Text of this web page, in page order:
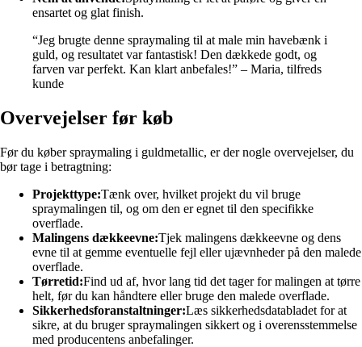
ensartet og glat finish.
“Jeg brugte denne spraymaling til at male min havebænk i
guld, og resultatet var fantastisk! Den dækkede godt, og
farven var perfekt. Kan klart anbefales!” – Maria, tilfreds
kunde
Overvejelser før køb
Før du køber spraymaling i guldmetallic, er der nogle overvejelser, du
bør tage i betragtning:
Projekttype:Tænk over, hvilket projekt du vil bruge
spraymalingen til, og om den er egnet til den specifikke
overflade.
Malingens dækkeevne:Tjek malingens dækkeevne og dens
evne til at gemme eventuelle fejl eller ujævnheder på den malede
overflade.
Tørretid:Find ud af, hvor lang tid det tager for malingen at tørre
helt, før du kan håndtere eller bruge den malede overflade.
Sikkerhedsforanstaltninger:Læs sikkerhedsdatabladet for at
sikre, at du bruger spraymalingen sikkert og i overensstemmelse
med producentens anbefalinger.